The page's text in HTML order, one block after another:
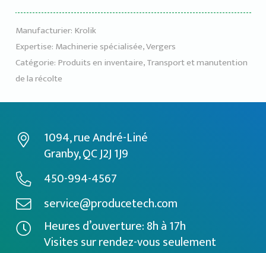
Manufacturier: Krolik
Expertise: Machinerie spécialisée,Vergers
Catégorie: Produits en inventaire,Transport et manutention
de la récolte
1094, rue André-Liné
Granby, QC J2J 1J9
450-994-4567
service@producetech.com
Heures d’ouverture: 8h à 17h
Visites sur rendez-vous seulement